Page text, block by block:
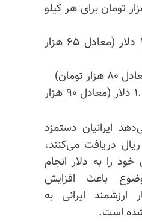
بالای ۱۰۰ هزار تومان برای هر کیلو
در آلمان حدود ۱.۳ دلار (معادل ۶۵ هزار
و در امارات حدود ۱.۸ دلار (معادل ۹۰ هزار
ایرانیان دستمزد
دریافت می‌کنند،
را به دلار انجام
باعث افزایش
ارزشمند ایرانی به
است.